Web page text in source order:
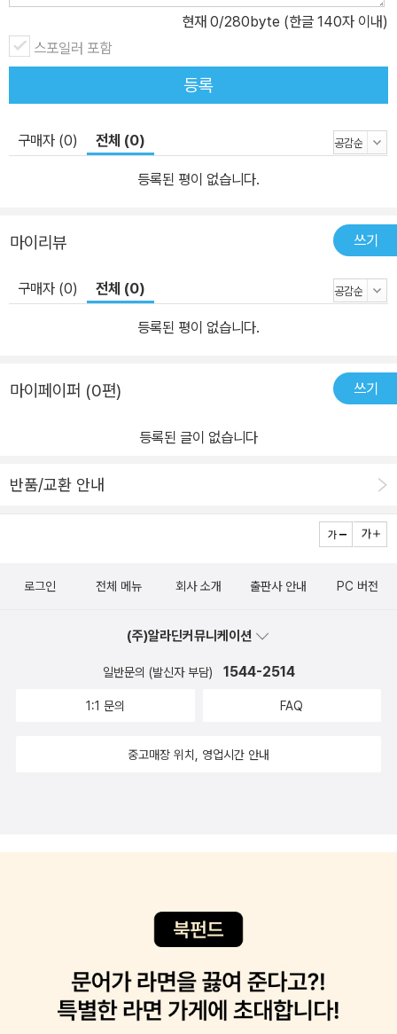
한 경우에는 별도의 두문자나 암기방법 Tip 등도 해설에 포함하여,
기출문제집의 본문과 해설만으로 충분한 학습이 될 수 있도록 노력하
였습니다. 4.｢헌법도약 기본서｣ 제6판 그리고 최신판례특강교재와
의 연계 이번 개정판인 기출문제집 제5판에서는 각 지문의 해설에
내용이 기본서 제6판 또는 최신판례특강교재의 어디에 있는지 직관
적으로 찾아볼 수 있도록 모두 표기하였습니다. 필요할 때 기출문제
집의 지문과 해설과 연계된 기본서의 관련 내용을 찾아보면서 공부하
을 처음 공부할 때에는 모든 내용이 낯설고 막막하지만 자연스럽게
체득되는 내용들도 분명 있습니다. 회독을 거듭할수록 그러한 내용들
이 많아집니다. 이 때 어떤 상황에서라도 자신 있게 풀어낼 수 있는 정
도로 체득된 지문은 과감히 지워서 양을 줄여가는 공부가 필요합니
다. 일정 수준에 이르면 이 기출문제집에 있는 내용을 하루 만에 볼 수
질문과 상담을 적극적으로 활용할 것 본 교재나 헌법 공부에 있어 질
문 또는 상담이 필요하신 분들은 제가 관리하는 ｢헌법도약｣ 네이버카
페 (https://cafe.naver.com/doyag) 으로 찾아오셔서 질문 주시
현재 0/280byte (한글 140자 이내)
스포일러 포함
등록
구매자 (0) 전체 (0)
등록된 평이 없습니다.
마이리뷰 쓰기
구매자 (0) 전체 (0)
등록된 평이 없습니다.
마이페이퍼 (0편) 쓰기
등록된 글이 없습니다
반품/교환 안내
로그인 전체 메뉴 회사 소개 출판사 안내 PC 버전
(주)알라딘커뮤니케이션
일반문의 (발신자 부담) 1544-2514
1:1 문의 FAQ
중고매장 위치, 영업시간 안내